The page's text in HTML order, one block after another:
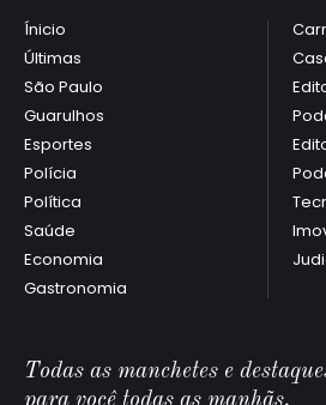
Ínicio
Últimas
São Paulo
Guarulhos
Esportes
Polícia
Política
Saúde
Economia
Gastronomia
Todas as manchetes e